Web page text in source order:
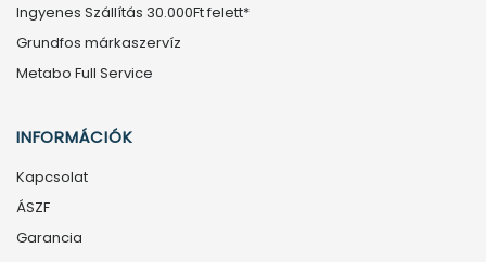
Ingyenes Szállítás 30.000Ft felett*
Grundfos márkaszervíz
Metabo Full Service
INFORMÁCIÓK
Kapcsolat
ÁSZF
Garancia